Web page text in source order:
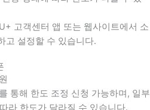
고객센터 앱 또는 웹사이트에서 소
고 설정할 수 있습니다.
통해 한도 조정 신청 가능하며, 일부
라 한도가 달라질 수 있습니다.